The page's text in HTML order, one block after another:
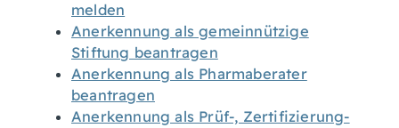
melden
Anerkennung als gemeinnützige
Stiftung beantragen
Anerkennung als Pharmaberater
beantragen
Anerkennung als Prüf-, Zertifizierung-